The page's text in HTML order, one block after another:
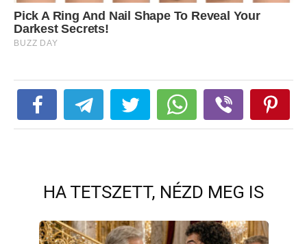
HA TETSZETT, NÉZD MEG IS